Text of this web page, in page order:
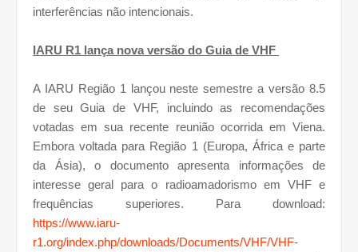
interferências não intencionais.
IARU R1 lança nova versão do Guia de VHF
A IARU Região 1 lançou neste semestre a versão 8.5
de seu Guia de VHF, incluindo as recomendações
votadas em sua recente reunião ocorrida em Viena.
Embora voltada para Região 1 (Europa, África e parte
da Ásia), o documento apresenta informações de
interesse geral para o radioamadorismo em VHF e
frequências superiores. Para download:
https://www.iaru-
r1.org/index.php/downloads/Documents/VHF/VHF-